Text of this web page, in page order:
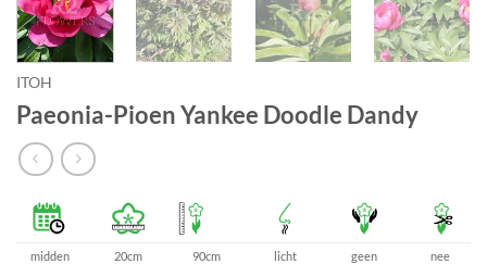
ITOH
Paeonia-Pioen Yankee Doodle Dandy
midden 20cm 90cm licht geen nee